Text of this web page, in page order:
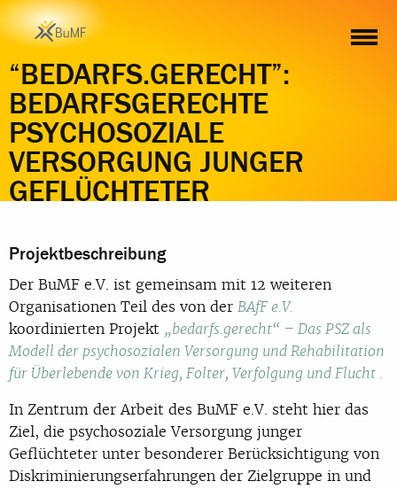
“BEDARFS.GERECHT”:
BEDARFSGERECHTE
PSYCHOSOZIALE
VERSORGUNG JUNGER
GEFLÜCHTETER
Projektbeschreibung
Der BuMF e.V. ist gemeinsam mit 12 weiteren
Organisationen Teil des von der BAfF e.V.
koordinierten Projekt „bedarfs.gerecht“ – Das PSZ als
Modell der psychosozialen Versorgung und Rehabilitation
für Überlebende von Krieg, Folter, Verfolgung und Flucht .
In Zentrum der Arbeit des BuMF e.V. steht hier das
Ziel, die psychosoziale Versorgung junger
Geflüchteter unter besonderer Berücksichtigung von
Diskriminierungserfahrungen der Zielgruppe in und